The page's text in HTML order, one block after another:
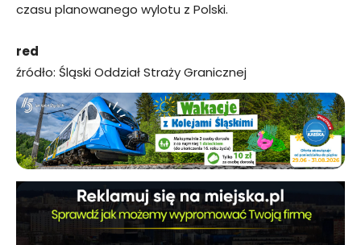
czasu planowanego wylotu z Polski.
red
źródło: Śląski Oddział Straży Granicznej